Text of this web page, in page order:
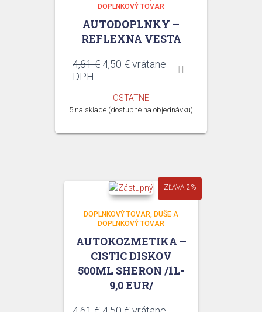
DOPLNKOVÝ TOVAR
AUTODOPLNKY –
REFLEXNA VESTA
4,61€ Pôvodná
4,61 €.
4,50 €Aktuálna
4,50 €.
vrátane
DPH
OSTATNE
5 na sklade (dostupné na objednávku)
ZĽAVA 2%
DOPLNKOVÝ TOVAR DUŠE A
DOPLNKOVÝ TOVAR
AUTOKOZMETIKA –
CISTIC DISKOV
500ML SHERON /1L-
9,0 EUR/